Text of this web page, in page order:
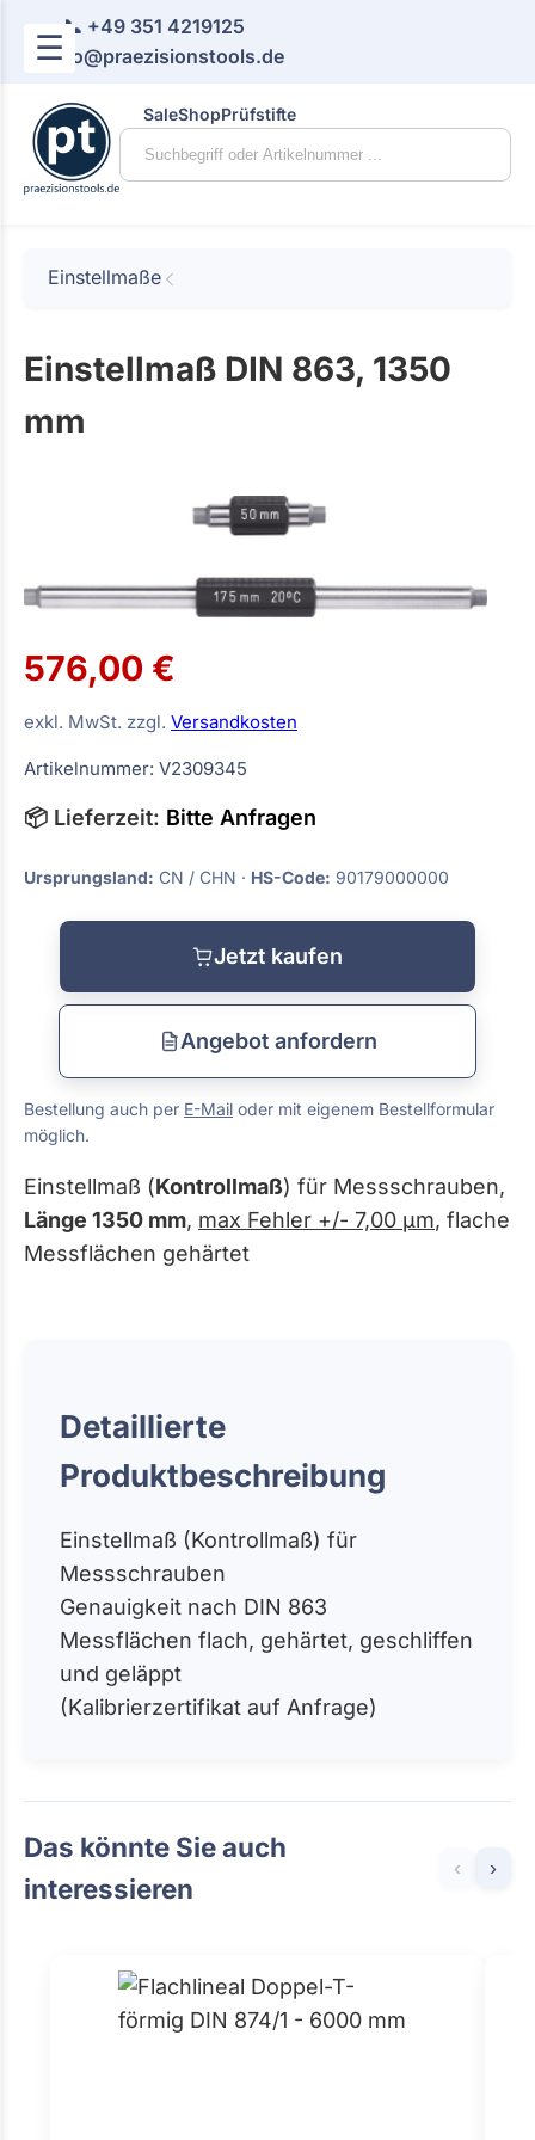
☰
📞 +49 351 4219125
📧 info@praezisionstools.de
SaleShopPrüfstifte
Einstellmaße
Einstellmaß DIN 863, 1350
mm
576,00 €
exkl. MwSt. zzgl. Versandkosten
Artikelnummer: V2309345
📦 Lieferzeit: Bitte Anfragen
Ursprungsland: CN / CHN · HS-Code: 90179000000
Jetzt kaufen
Angebot anfordern
Bestellung auch per E-Mail oder mit eigenem Bestellformular
möglich.
Einstellmaß (Kontrollmaß) für Messschrauben,
Länge 1350 mm, max Fehler +/- 7,00 µm, flache
Messflächen gehärtet
Detaillierte
Produktbeschreibung
Einstellmaß (Kontrollmaß) für
Messschrauben
Genauigkeit nach DIN 863
Messflächen flach, gehärtet, geschliffen
und geläppt
(Kalibrierzertifikat auf Anfrage)
Das könnte Sie auch
interessieren
‹ ›